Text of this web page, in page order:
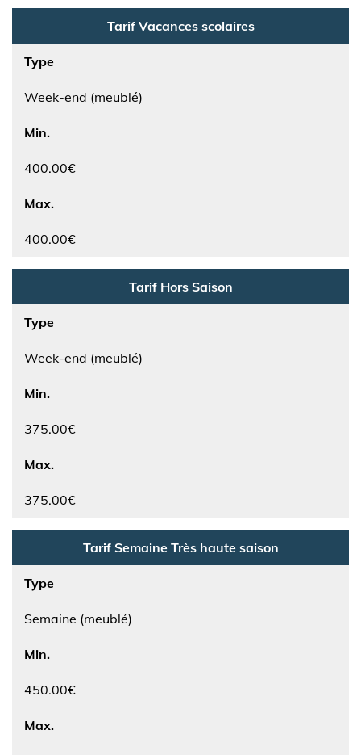
Tarif Vacances scolaires
Type
Week-end (meublé)
Min.
400.00€
Max.
400.00€
Tarif Hors Saison
Type
Week-end (meublé)
Min.
375.00€
Max.
375.00€
Tarif Semaine Très haute saison
Type
Semaine (meublé)
Min.
450.00€
Max.